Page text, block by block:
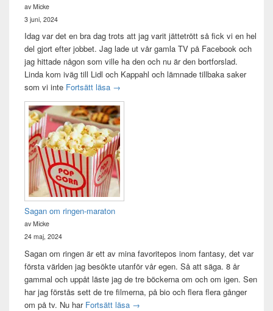
av Micke
3 juni, 2024
Idag var det en bra dag trots att jag varit jättetrött så fick vi en hel
del gjort efter jobbet. Jag lade ut vår gamla TV på Facebook och
jag hittade någon som ville ha den och nu är den bortforslad.
Linda kom iväg till Lidl och Kappahl och lämnade tillbaka saker
som vi inte Fortsätt läsa Idag var det en bra dag
→
Sagan om ringen-maraton
av Micke
24 maj, 2024
Sagan om ringen är ett av mina favoritepos inom fantasy, det var
första världen jag besökte utanför vår egen. Så att säga. 8 år
gammal och uppåt läste jag de tre böckerna om och om igen. Sen
har jag förstås sett de tre filmerna, på bio och flera flera gånger
om på tv. Nu har Fortsätt läsa Sagan om ringen-maraton
→